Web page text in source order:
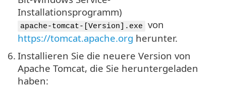
Installationsprogramm)
apache-tomcat-[Version].exe
von
https://tomcat.apache.org herunter.
6. Installieren Sie die neuere Version von
Apache Tomcat, die Sie heruntergeladen
haben: